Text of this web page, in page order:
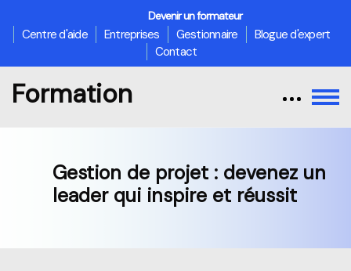
Devenir un formateur
Centre d'aide Entreprises Gestionnaire
Blogue d'expert
Contact
Formation
Gestion de projet : devenez un
leader qui inspire et réussit